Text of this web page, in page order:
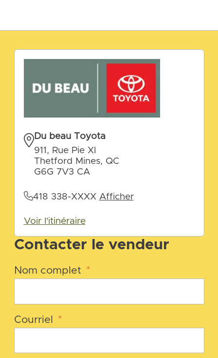
Contacter le vendeur
Nom complet *
Courriel *
Du beau Toyota
911, Rue Pie XI
Thetford Mines, QC
G6G 7V3 CA
418 338-XXXX Afficher
Voir l'itinéraire